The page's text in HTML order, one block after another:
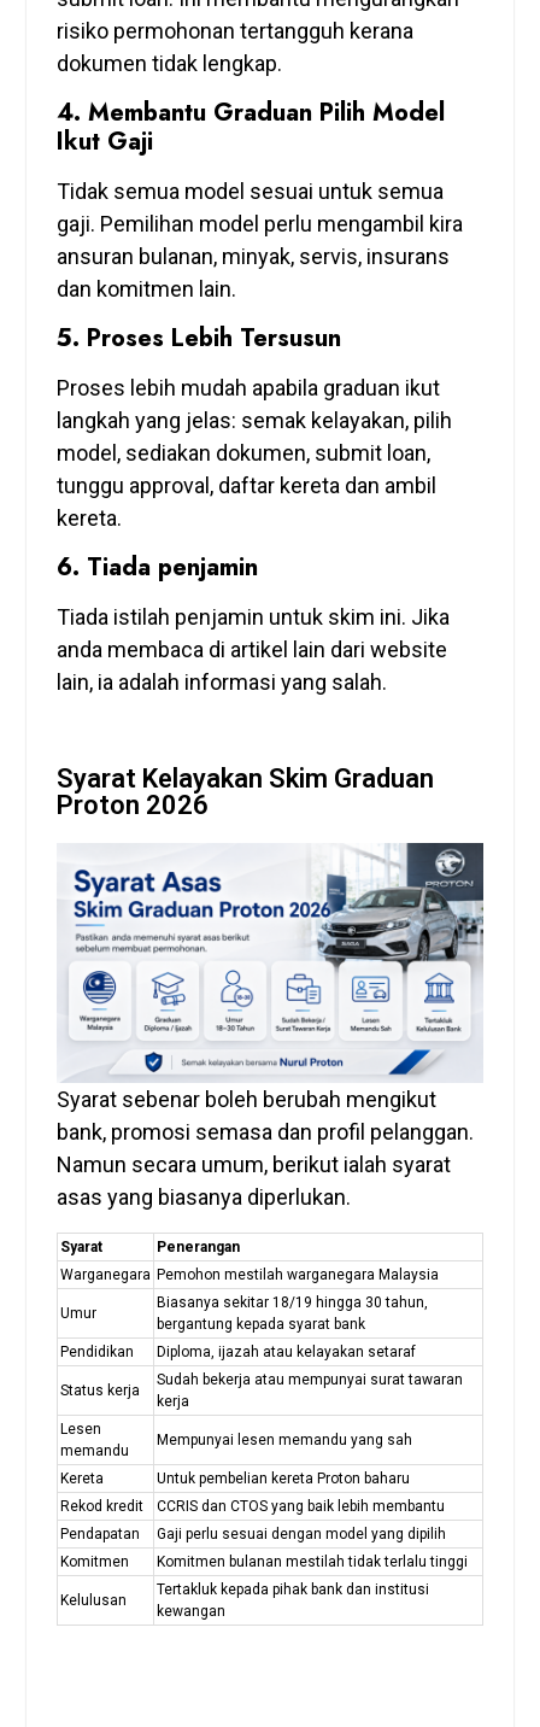
risiko permohonan tertangguh kerana
dokumen tidak lengkap.
4. Membantu Graduan Pilih Model
Ikut Gaji
Tidak semua model sesuai untuk semua
gaji. Pemilihan model perlu mengambil kira
ansuran bulanan, minyak, servis, insurans
dan komitmen lain.
5. Proses Lebih Tersusun
Proses lebih mudah apabila graduan ikut
langkah yang jelas: semak kelayakan, pilih
model, sediakan dokumen, submit loan,
tunggu approval, daftar kereta dan ambil
kereta.
6. Tiada penjamin
Tiada istilah penjamin untuk skim ini. Jika
anda membaca di artikel lain dari website
lain, ia adalah informasi yang salah.
Syarat Kelayakan Skim Graduan
Proton 2026
Syarat sebenar boleh berubah mengikut
bank, promosi semasa dan profil pelanggan.
Namun secara umum, berikut ialah syarat
asas yang biasanya diperlukan.
Syarat
Penerangan
Warganegara Pemohon mestilah warganegara Malaysia
Umur
Biasanya sekitar 18/19 hingga 30 tahun,
bergantung kepada syarat bank
Pendidikan
Diploma, ijazah atau kelayakan setaraf
Status kerja
Sudah bekerja atau mempunyai surat tawaran
kerja
Lesen
memandu
Mempunyai lesen memandu yang sah
Kereta
Untuk pembelian kereta Proton baharu
Rekod kredit
CCRIS dan CTOS yang baik lebih membantu
Pendapatan
Gaji perlu sesuai dengan model yang dipilih
Komitmen
Komitmen bulanan mestilah tidak terlalu tinggi
Kelulusan
Tertakluk kepada pihak bank dan institusi
kewangan